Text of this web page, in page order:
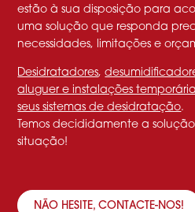
estão à sua disposição para
uma solução que responda
necessidades, limitações e
Desidratadores,
aluguer e instalações
seus sistemas de desidratação.
Temos decididamente a
situação!
NÃO HESITE, CONTACTE-NOS!